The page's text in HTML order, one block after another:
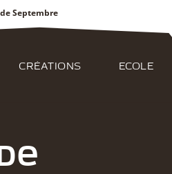
Septembre
CRÉATIONS ECOLE